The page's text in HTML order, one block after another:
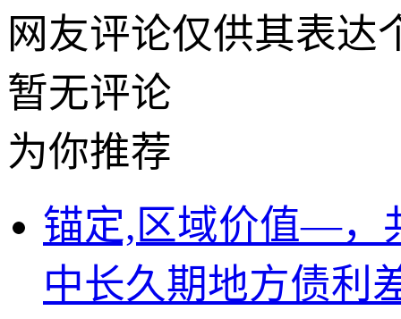
网友评论仅供其表达
暂无评论
为你推荐
锚定,区域价值—，
中长久期地方债利